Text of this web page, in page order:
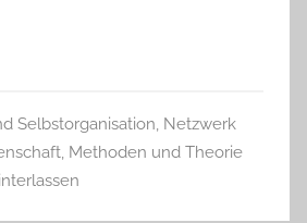
Selbstorganisation, Netzwerk
Methoden und Theorie